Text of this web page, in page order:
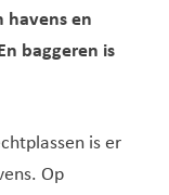
havens en
baggeren is
is er
Op